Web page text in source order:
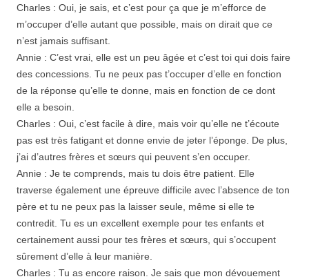
Charles : Oui, je sais, et c’est pour ça que je m’efforce de
m’occuper d’elle autant que possible, mais on dirait que ce
n’est jamais suffisant.
Annie : C’est vrai, elle est un peu âgée et c’est toi qui dois faire
des concessions. Tu ne peux pas t’occuper d’elle en fonction
de la réponse qu’elle te donne, mais en fonction de ce dont
elle a besoin.
Charles : Oui, c’est facile à dire, mais voir qu’elle ne t’écoute
pas est très fatigant et donne envie de jeter l’éponge. De plus,
j’ai d’autres frères et sœurs qui peuvent s’en occuper.
Annie : Je te comprends, mais tu dois être patient. Elle
traverse également une épreuve difficile avec l’absence de ton
père et tu ne peux pas la laisser seule, même si elle te
contredit. Tu es un excellent exemple pour tes enfants et
certainement aussi pour tes frères et sœurs, qui s’occupent
sûrement d’elle à leur manière.
Charles : Tu as encore raison. Je sais que mon dévouement